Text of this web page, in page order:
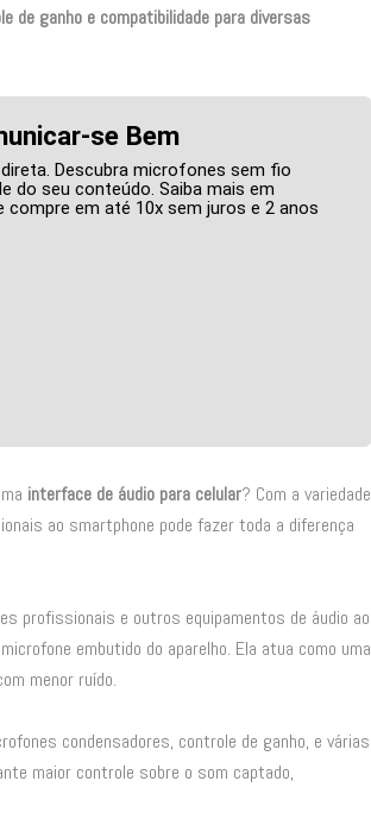
de ganho e compatibilidade para diversas
se Bem
Descubra microfones sem fio
do seu conteúdo. Saiba mais em
compre em até 10x sem juros e 2 anos
interface de áudio para celular? Com a variedade
ao smartphone pode fazer toda a diferença
profissionais e outros equipamentos de áudio ao
embutido do aparelho. Ela atua como uma
menor ruído.
condensadores, controle de ganho, e várias
maior controle sobre o som captado,